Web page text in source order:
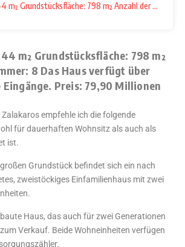
m² Grundstücksfläche: 798 m² Anzahl der
m² Grundstücksfläche: 798 m²
8 Das Haus verfügt über
Preis: 79,90 Millionen
empfehle ich die folgende
für dauerhaften Wohnsitz als auch als
ist.
Grundstück befindet sich ein nach
zweistöckiges Einfamilienhaus mit zwei
Haus, das auch für zwei Generationen
Verkauf. Beide Wohneinheiten verfügen